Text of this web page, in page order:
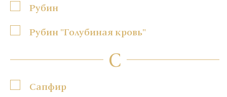
Рубин
Рубин "Голубиная кровь"
С
Сапфир